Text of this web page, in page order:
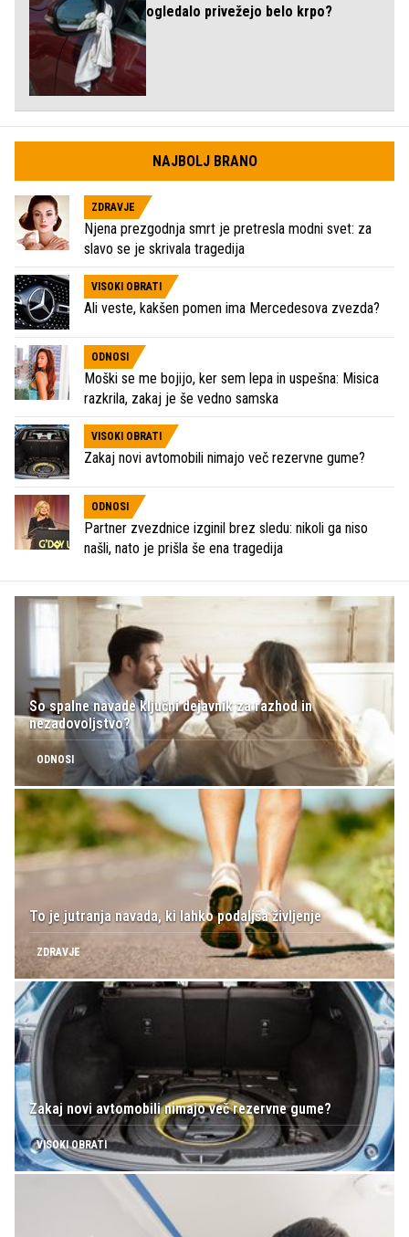
ogledalo privežejo belo krpo?
NAJBOLJ BRANO
ZDRAVJE
Njena prezgodnja smrt je pretresla modni svet: za
slavo se je skrivala tragedija
VISOKI OBRATI
Ali veste, kakšen pomen ima Mercedesova zvezda?
ODNOSI
Moški se me bojijo, ker sem lepa in uspešna: Misica
razkrila, zakaj je še vedno samska
VISOKI OBRATI
Zakaj novi avtomobili nimajo več rezervne gume?
ODNOSI
Partner zvezdnice izginil brez sledu: nikoli ga niso
našli, nato je prišla še ena tragedija
So spalne navade ključni dejavnik za razhod in
nezadovoljstvo?
ODNOSI
To je jutranja navada, ki lahko podaljša življenje
ZDRAVJE
Zakaj novi avtomobili nimajo več rezervne gume?
VISOKI OBRATI